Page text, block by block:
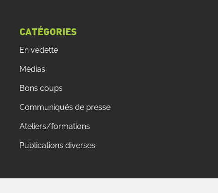
CATÉGORIES
En vedette
Médias
Bons coups
Communiqués de presse
Ateliers/formations
Publications diverses